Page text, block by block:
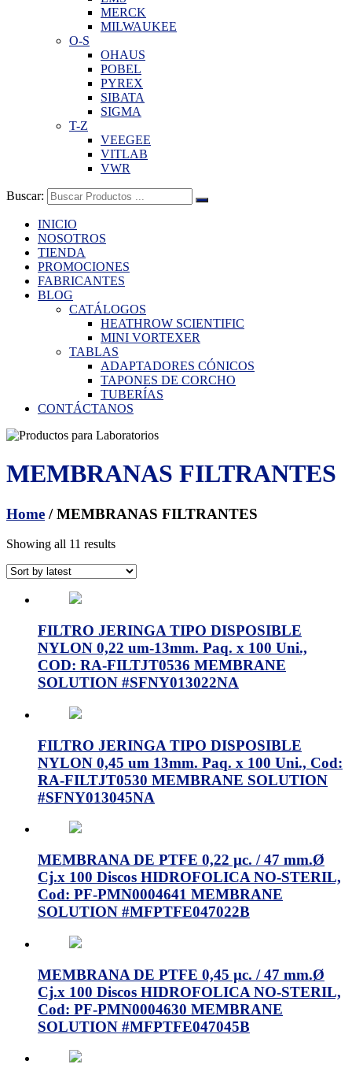
MERCK
MILWAUKEE
O-S
OHAUS
POBEL
PYREX
SIBATA
SIGMA
T-Z
VEEGEE
VITLAB
VWR
Buscar:
INICIO
NOSOTROS
TIENDA
PROMOCIONES
FABRICANTES
BLOG
CATÁLOGOS
HEATHROW SCIENTIFIC
MINI VORTEXER
TABLAS
ADAPTADORES CÓNICOS
TAPONES DE CORCHO
TUBERÍAS
CONTÁCTANOS
MEMBRANAS FILTRANTES
Home / MEMBRANAS FILTRANTES
Showing all 11 results
FILTRO JERINGA TIPO DISPOSIBLE
NYLON 0,22 um-13mm. Paq. x 100 Uni.,
COD: RA-FILTJT0536 MEMBRANE
SOLUTION #SFNY013022NA
FILTRO JERINGA TIPO DISPOSIBLE
NYLON 0,45 um 13mm. Paq. x 100 Uni., Cod:
RA-FILTJT0530 MEMBRANE SOLUTION
#SFNY013045NA
MEMBRANA DE PTFE 0,22 µc. / 47 mm.Ø
Cj.x 100 Discos HIDROFOLICA NO-STERIL,
Cod: PF-PMN0004641 MEMBRANE
SOLUTION #MFPTFE047022B
MEMBRANA DE PTFE 0,45 µc. / 47 mm.Ø
Cj.x 100 Discos HIDROFOLICA NO-STERIL,
Cod: PF-PMN0004630 MEMBRANE
SOLUTION #MFPTFE047045B